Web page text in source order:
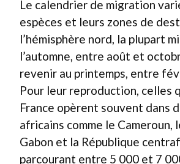
Le calendrier de migration
espèces et leurs zones de
l’hémisphère nord, la plupart
l’automne, entre août et
revenir au printemps, entre
Pour leur reproduction, celles
France opèrent souvent dans
africains comme le Cameroun,
Gabon et la République
parcourant entre 5 000 et 7